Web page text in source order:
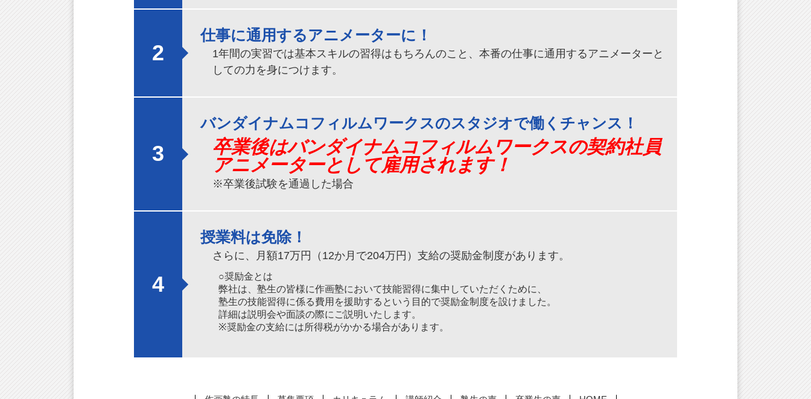
2
仕事に通用するアニメーターに！
1年間の実習では基本スキルの習得はもちろんのこと、本番の仕事に通用するアニメーターと
しての力を身につけます。
3
バンダイナムコフィルムワークスのスタジオで働くチャンス！
卒業後はバンダイナムコフィルムワークスの契約社員
アニメーターとして雇用されます！
※卒業後試験を通過した場合
4
授業料は免除！
さらに、月額17万円（12か月で204万円）支給の奨励金制度があります。
○奨励金とは
弊社は、塾生の皆様に作画塾において技能習得に集中していただくために、
塾生の技能習得に係る費用を援助するという目的で奨励金制度を設けました。
詳細は説明会や面談の際にご説明いたします。
※奨励金の支給には所得税がかかる場合があります。